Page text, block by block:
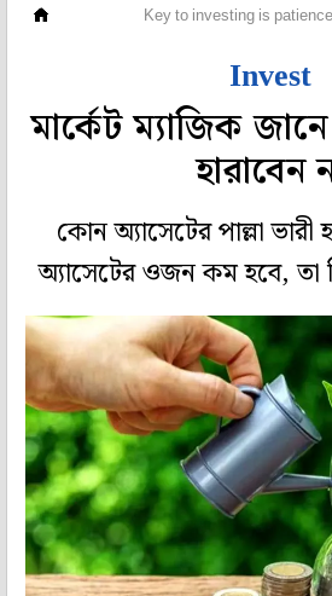
Key to investing is patience
Invest
মার্কেট ম্যাজিক
হারাবেন
কোন অ্যাসেটের পাল্লা
অ‌্যাসেটের ওজন কম হবে, তা